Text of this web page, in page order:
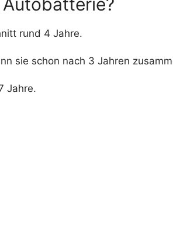
rund 4 Jahre.
sie schon nach 3 Jahren
Jahre.